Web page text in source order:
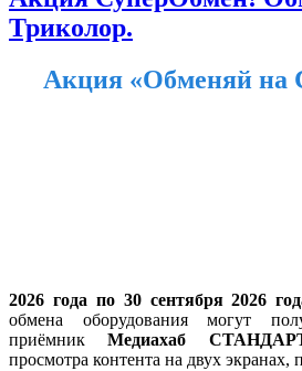
Триколор.
Акция «Обменяй
2026 года по 30 сентября 2026
обмена оборудования могут
приёмникМедиахаб
просмотра контента на двух экранах,